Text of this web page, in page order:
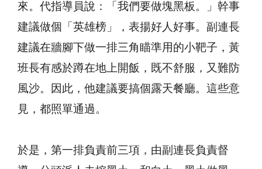
來。代指導員說：「我們要做塊黑板。」幹事
建議做個「英雄榜」，表揚好人好事。副連長
建議在牆腳下做一排三角瞄準用的小靶子，黃
班長有感於蹲在地上開飯，既不舒服，又難防
風沙。因此，他建議要搞個露天餐廳。這些意
見，都照單通過。
於是，第一排負責前三項，由副連長負責督